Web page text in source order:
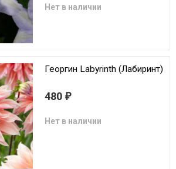
Нет в наличии
Георгин Labyrinth (Лабиринт)
480 ₽
Нет в наличии